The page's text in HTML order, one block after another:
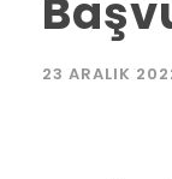
23 ARALIK